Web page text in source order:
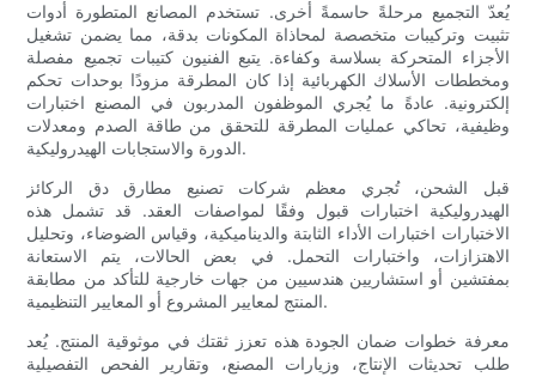
يُعدّ التجميع مرحلةً حاسمةً أخرى. تستخدم المصانع المتطورة أدوات
تثبيت وتركيبات متخصصة لمحاذاة المكونات بدقة، مما يضمن تشغيل
الأجزاء المتحركة بسلاسة وكفاءة. يتبع الفنيون كتيبات تجميع مفصلة
ومخططات الأسلاك الكهربائية إذا كان المطرقة مزودًا بوحدات تحكم
إلكترونية. عادةً ما يُجري الموظفون المدربون في المصنع اختبارات
وظيفية، تحاكي عمليات المطرقة للتحقق من طاقة الصدم ومعدلات
الدورة والاستجابات الهيدروليكية.
قبل الشحن، تُجري معظم شركات تصنيع مطارق دق الركائز
الهيدروليكية اختبارات قبول وفقًا لمواصفات العقد. قد تشمل هذه
الاختبارات اختبارات الأداء الثابتة والديناميكية، وقياس الضوضاء، وتحليل
الاهتزازات، واختبارات التحمل. في بعض الحالات، يتم الاستعانة
بمفتشين أو استشاريين هندسيين من جهات خارجية للتأكد من مطابقة
المنتج لمعايير المشروع أو المعايير التنظيمية.
معرفة خطوات ضمان الجودة هذه تعزز ثقتك في موثوقية المنتج. يُعد
طلب تحديثات الإنتاج، وزيارات المصنع، وتقارير الفحص التفصيلية